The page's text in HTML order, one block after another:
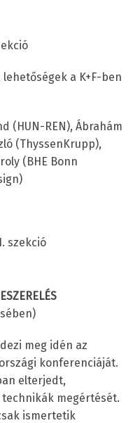
a K+F-ben
(HUN-REN), Ábrahám
(ThyssenKrupp),
(BHE Bonn
szekció
ÉS
meg idén az
konferenciáját.
elterjedt,
megértését.
ismertetik